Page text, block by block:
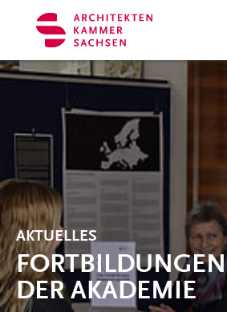
Zum Hauptinhalt springen
FORTBILDUNGEN
DER AKADEMIE
AKTUELLES
Cookie-Einstellungen